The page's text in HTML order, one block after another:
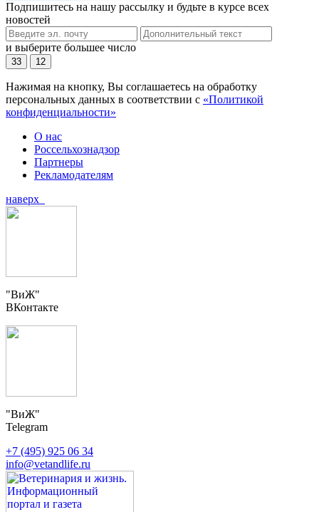
Подпишитесь на нашу рассылку и будьте в курсе всех
новостей
и выберите большее число
33 12
Нажимая на кнопку, Вы соглашаетесь на обработку
персональных данных в соответствии с «Политикой
конфиденциальности»
О нас
Россельхознадзор
Партнеры
Рекламодателям
наверх
"ВиЖ"
ВКонтакте
"ВиЖ"
Telegram
+7 (495) 925 06 34
info@vetandlife.ru